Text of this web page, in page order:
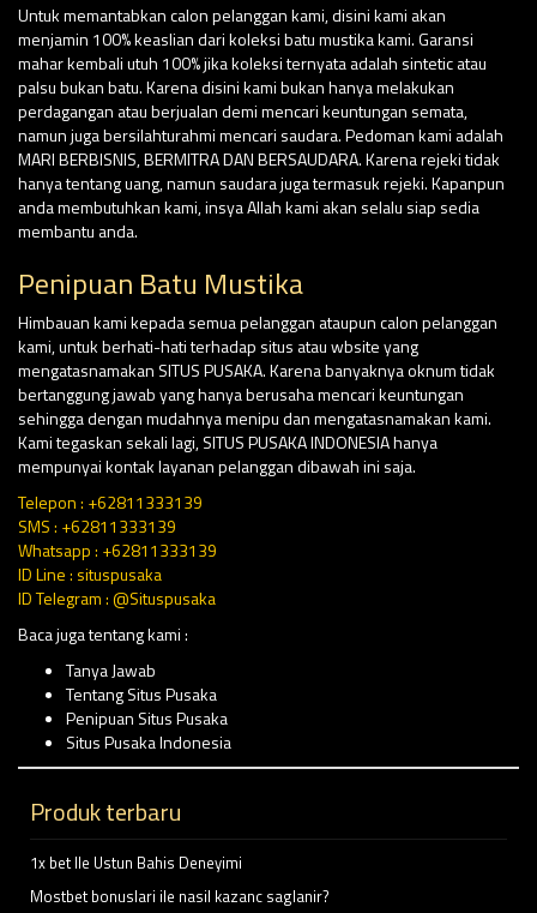
Untuk memantabkan calon pelanggan kami, disini kami akan
menjamin 100% keaslian dari koleksi batu mustika kami. Garansi
mahar kembali utuh 100% jika koleksi ternyata adalah sintetic atau
palsu bukan batu. Karena disini kami bukan hanya melakukan
perdagangan atau berjualan demi mencari keuntungan semata,
namun juga bersilahturahmi mencari saudara. Pedoman kami adalah
MARI BERBISNIS, BERMITRA DAN BERSAUDARA. Karena rejeki tidak
hanya tentang uang, namun saudara juga termasuk rejeki. Kapanpun
anda membutuhkan kami, insya Allah kami akan selalu siap sedia
membantu anda.
Penipuan Batu Mustika
Himbauan kami kepada semua pelanggan ataupun calon pelanggan
kami, untuk berhati-hati terhadap situs atau wbsite yang
mengatasnamakan SITUS PUSAKA. Karena banyaknya oknum tidak
bertanggung jawab yang hanya berusaha mencari keuntungan
sehingga dengan mudahnya menipu dan mengatasnamakan kami.
Kami tegaskan sekali lagi, SITUS PUSAKA INDONESIA hanya
mempunyai kontak layanan pelanggan dibawah ini saja.
Telepon : +62811333139
SMS : +62811333139
Whatsapp : +62811333139
ID Line : situspusaka
ID Telegram : @Situspusaka
Baca juga tentang kami :
Tanya Jawab
Tentang Situs Pusaka
Penipuan Situs Pusaka
Situs Pusaka Indonesia
Produk terbaru
1x bet Ile Ustun Bahis Deneyimi
Mostbet bonuslari ile nasil kazanc saglanir?